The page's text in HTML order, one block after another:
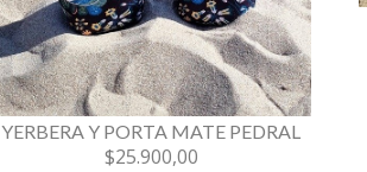
YERBERA Y PORTA MATE PEDRAL
$25.900,00